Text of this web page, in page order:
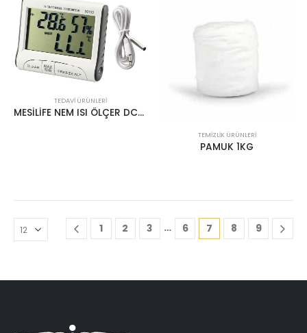
TEDAVI ÜRÜNLERI
MESİLİFE NEM ISI ÖLÇER DC103
TEMIZLIK ÜRÜNLERI
PAMUK 1KG
1 2 3 … 6 7 8 9